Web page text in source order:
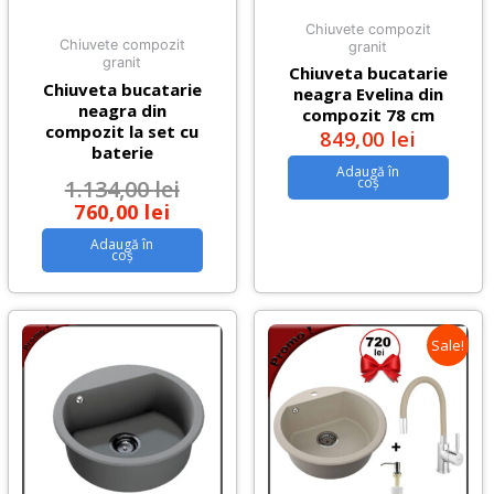
Chiuvete compozit
granit
Chiuveta bucatarie
neagra din
compozit la set cu
baterie
1.134,00lei
760,00 lei
Adaugă în
coș
Chiuvete compozit
granit
Chiuveta bucatarie
neagra Evelina din
compozit 78 cm
849,00 lei
Adaugă în
coș
Sale!